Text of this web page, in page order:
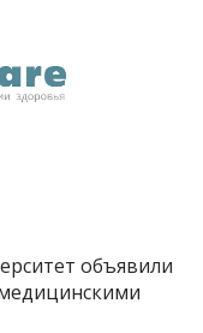
объявили